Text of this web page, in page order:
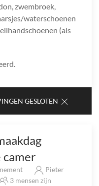
zwembroek,
waterschoenen
(als
GESLOTEN
camer
Pieter
3 mensen zijn